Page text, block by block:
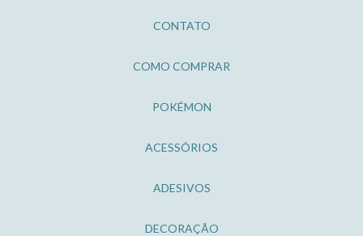
CONTATO
COMO COMPRAR
POKÉMON
ACESSÓRIOS
ADESIVOS
DECORAÇÃO